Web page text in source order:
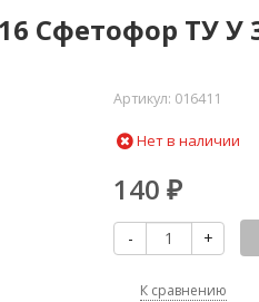
Сфетофор ТУ У
Артикул: 016411
Нет в наличии
140₽
- +
К сравнению